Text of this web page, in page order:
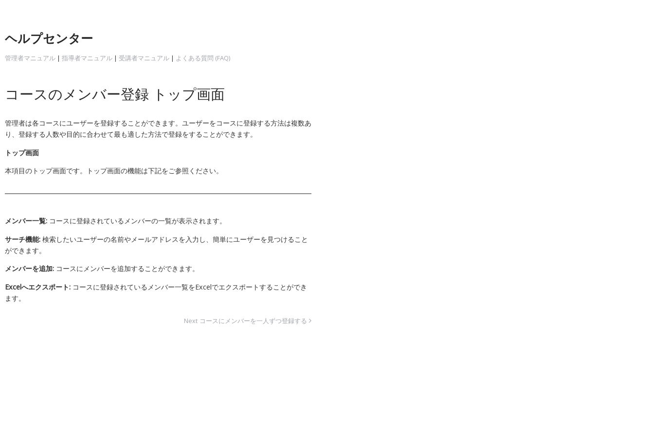
ヘルプセンター
管理者マニュアル | 指導者マニュアル | 受講者マニュアル | よくある質問 (FAQ)
コースのメンバー登録 トップ画面
管理者は各コースにユーザーを登録することができます。ユーザーをコースに登録する方法は複数あ
り、登録する人数や目的に合わせて最も適した方法で登録をすることができます。
トップ画面
本項目のトップ画面です。トップ画面の機能は下記をご参照ください。
メンバー一覧: コースに登録されているメンバーの一覧が表示されます。
サーチ機能: 検索したいユーザーの名前やメールアドレスを入力し、簡単にユーザーを見つけること
ができます。
メンバーを追加: コースにメンバーを追加することができます。
Excelへエクスポート: コースに登録されているメンバー一覧をExcelでエクスポートすることができ
ます。
Next コースにメンバーを一人ずつ登録する